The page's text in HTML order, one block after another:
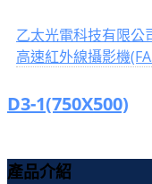
乙太光電科技有限公
高速紅外線攝影機
D3-1(750X500)
產品介紹